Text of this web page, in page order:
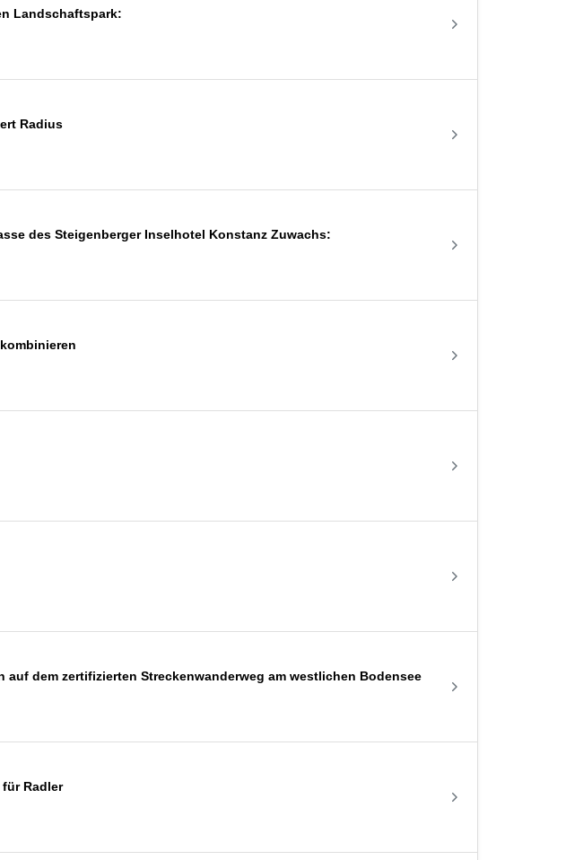
Landschaftspark:
Radius
des Steigenberger Inselhotel Konstanz Zuwachs:
dem zertifizierten Streckenwanderweg am westlichen Bodensee
Radler